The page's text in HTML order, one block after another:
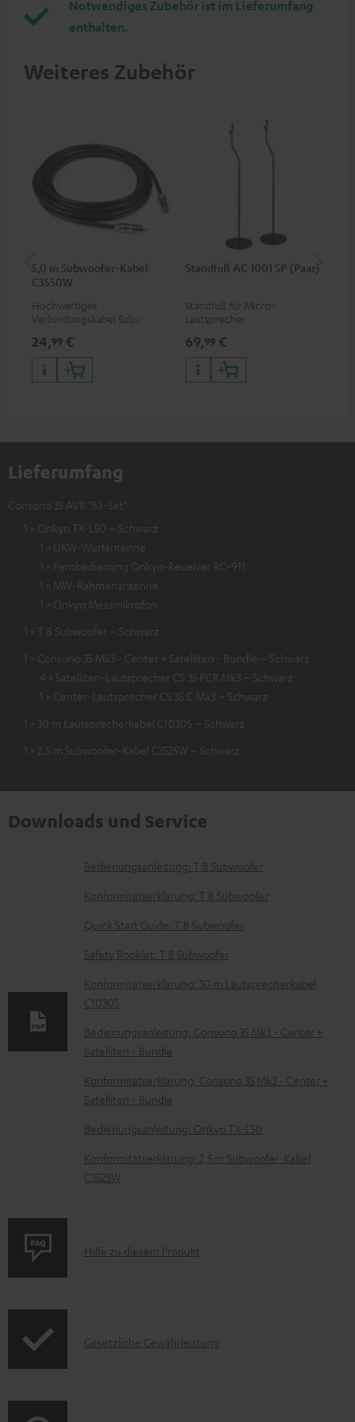
Notwendiges Zubehör ist im Lieferumfang
enthalten.
Weiteres Zubehör
5,0 m Subwoofer-Kabel
C3550W
Hochwertiges
Verbindungskabel Subwoofer
24,99 €
Standfuß AC 1001 SP (Paar)
Standfuß für Micro-
Lautsprecher
69,99 €
Lieferumfang
Consono 35 AVR "5.1-Set"
1 × Onkyo TX-L50 – Schwarz
1 × UKW-Wurfantenne
1 × Fernbedienung Onkyo-Receiver RC-911
1 × MW-Rahmenantenne
1 × Onkyo Messmikrofon
1 × T 8 Subwoofer – Schwarz
1 × Consono 35 Mk3 - Center + Satelliten - Bundle – Schwarz
4 × Satelliten-Lautsprecher CS 35 FCR Mk3 – Schwarz
1 × Center-Lautsprecher CS 35 C Mk3 – Schwarz
1 × 30 m Lautsprecherkabel C1030S – Schwarz
1 × 2,5 m Subwoofer-Kabel C3525W – Schwarz
Downloads und Service
D
o
m
e
n
t
e
z
u
m
H
e
n
l
Bedienungsanleitung: T 8 Subwoofer
Konformitätserklärung: T 8 Subwoofer
Quick Start Guide: T 8 Subwoofer
Safety Booklet: T 8 Subwoofer
Konformitätserklärung: 30 m Lautsprecherkabel
C1030S
Bedienungsanleitung: Consono 35 Mk3 - Center +
Satelliten - Bundle
Konformitätserklärung: Consono 35 Mk3 - Center +
Satelliten - Bundle
Bedienungsanleitung: Onkyo TX-L50
Konformitätserklärung: 2,5 m Subwoofer-Kabel
C3525W
P
u
Hilfe zu diesem Produkt
IGesetzliche Gewährleistung